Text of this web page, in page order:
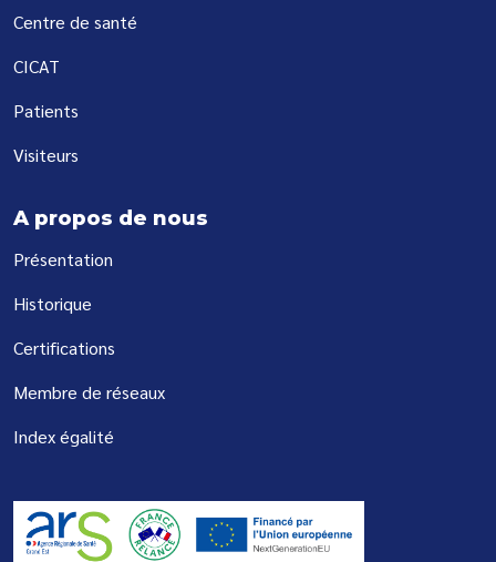
Centre de santé
CICAT
Patients
Visiteurs
A propos de nous
Présentation
Historique
Certifications
Membre de réseaux
Index égalité